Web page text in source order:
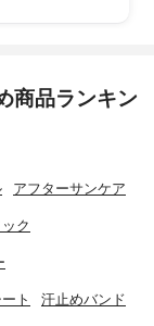
商品ランキン
アフターサンケア
ク
ト 汗止めバンド